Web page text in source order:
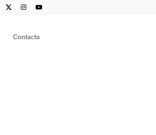
Contacta